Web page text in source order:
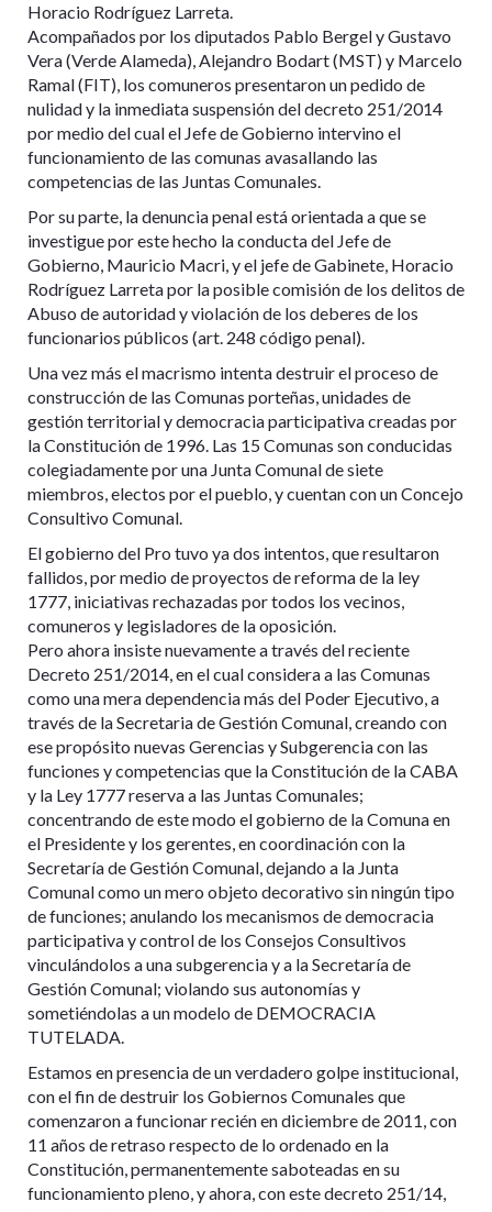
Horacio Rodríguez Larreta.
Acompañados por los diputados Pablo Bergel y Gustavo
Vera (Verde Alameda), Alejandro Bodart (MST) y Marcelo
Ramal (FIT), los comuneros presentaron un pedido de
nulidad y la inmediata suspensión del decreto 251/2014
por medio del cual el Jefe de Gobierno intervino el
funcionamiento de las comunas avasallando las
competencias de las Juntas Comunales.
Por su parte, la denuncia penal está orientada a que se
investigue por este hecho la conducta del Jefe de
Gobierno, Mauricio Macri, y el jefe de Gabinete, Horacio
Rodríguez Larreta por la posible comisión de los delitos de
Abuso de autoridad y violación de los deberes de los
funcionarios públicos (art. 248 código penal).
Una vez más el macrismo intenta destruir el proceso de
construcción de las Comunas porteñas, unidades de
gestión territorial y democracia participativa creadas por
la Constitución de 1996. Las 15 Comunas son conducidas
colegiadamente por una Junta Comunal de siete
miembros, electos por el pueblo, y cuentan con un Concejo
Consultivo Comunal.
El gobierno del Pro tuvo ya dos intentos, que resultaron
fallidos, por medio de proyectos de reforma de la ley
1777, iniciativas rechazadas por todos los vecinos,
comuneros y legisladores de la oposición.
Pero ahora insiste nuevamente a través del reciente
Decreto 251/2014, en el cual considera a las Comunas
como una mera dependencia más del Poder Ejecutivo, a
través de la Secretaria de Gestión Comunal, creando con
ese propósito nuevas Gerencias y Subgerencia con las
funciones y competencias que la Constitución de la CABA
y la Ley 1777 reserva a las Juntas Comunales;
concentrando de este modo el gobierno de la Comuna en
el Presidente y los gerentes, en coordinación con la
Secretaría de Gestión Comunal, dejando a la Junta
Comunal como un mero objeto decorativo sin ningún tipo
de funciones; anulando los mecanismos de democracia
participativa y control de los Consejos Consultivos
vinculándolos a una subgerencia y a la Secretaría de
Gestión Comunal; violando sus autonomías y
sometiéndolas a un modelo de DEMOCRACIA
TUTELADA.
Estamos en presencia de un verdadero golpe institucional,
con el fin de destruir los Gobiernos Comunales que
comenzaron a funcionar recién en diciembre de 2011, con
11 años de retraso respecto de lo ordenado en la
Constitución, permanentemente saboteadas en su
funcionamiento pleno, y ahora, con este decreto 251/14,